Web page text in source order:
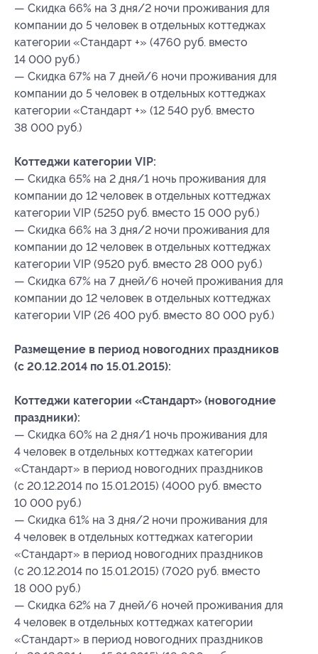
— Скидка 66% на 3 дня/2 ночи проживания для
компании до 5 человек в отдельных коттеджах
категории «Стандарт +» (4760 руб. вместо
14 000 руб.)
— Скидка 67% на 7 дней/6 ночи проживания для
компании до 5 человек в отдельных коттеджах
категории «Стандарт +» (12 540 руб. вместо
38 000 руб.)
Коттеджи категории VIP:
— Скидка 65% на 2 дня/1 ночь проживания для
компании до 12 человек в отдельных коттеджах
категории VIP (5250 руб. вместо 15 000 руб.)
— Скидка 66% на 3 дня/2 ночи проживания для
компании до 12 человек в отдельных коттеджах
категории VIP (9520 руб. вместо 28 000 руб.)
— Скидка 67% на 7 дней/6 ночей проживания для
компании до 12 человек в отдельных коттеджах
категории VIP (26 400 руб. вместо 80 000 руб.)
Размещение в период новогодних праздников
(с 20.12.2014 по 15.01.2015):
Коттеджи категории «Стандарт» (новогодние
праздники):
— Скидка 60% на 2 дня/1 ночь проживания для
4 человек в отдельных коттеджах категории
«Стандарт» в период новогодних праздников
(с 20.12.2014 по 15.01.2015) (4000 руб. вместо
10 000 руб.)
— Скидка 61% на 3 дня/2 ночи проживания для
4 человек в отдельных коттеджах категории
«Стандарт» в период новогодних праздников
(с 20.12.2014 по 15.01.2015) (7020 руб. вместо
18 000 руб.)
— Скидка 62% на 7 дней/6 ночей проживания для
4 человек в отдельных коттеджах категории
«Стандарт» в период новогодних праздников